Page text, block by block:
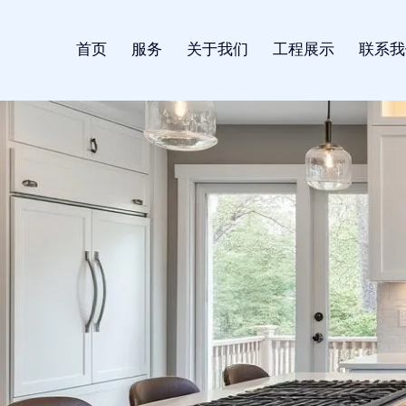
首页 服务 关于我们 工程展示 联系